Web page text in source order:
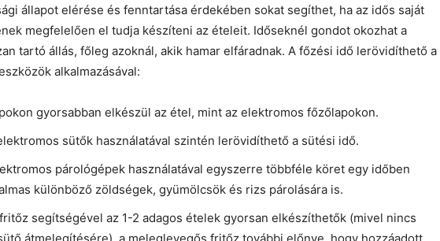
állapot elérése és fenntartása érdekében sokat segíthet, ha az idős saját
megfelelően el tudja készíteni az ételeit. Időseknél gondot okozhat a
tartó állás, főleg azoknál, akik hamar elfáradnak. A főzési idő lerövidíthető a
alkalmazásával:
gyorsabban elkészül az étel, mint az elektromos főzőlapokon.
sütők használatával szintén lerövidíthető a sütési idő.
párológépek használatával egyszerre többféle köret egy időben
különböző zöldségek, gyümölcsök és rizs párolására is.
segítségével az 1-2 adagos ételek gyorsan elkészíthetők (mivel nincs